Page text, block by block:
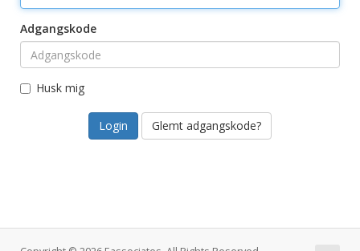
Adgangskode
Husk mig
Glemt adgangskode?